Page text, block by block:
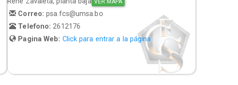
VER MAPA
Correo:psa.fcs@umsa.bo
Telefono: 2612176
Pagina Web: Click para entrar a la página